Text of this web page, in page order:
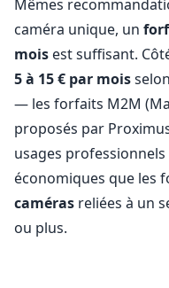
Mêmes
caméra unique, un
mois est suffisant.
5 à 15 € par mois
— les forfaits M2M
proposés par
usages
économiques que les
caméras reliées à un
ou plus.